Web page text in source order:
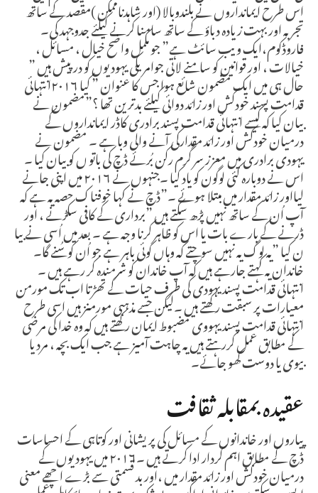
اس طرح ایمانداروں نے بلندوبالا (اور شاہدناممکن )مقصد کے ساتھ
تجربہ اور بہت زیادہ دباؤ کے ساتھ سامنا کرنے کیلئے جدوجہد کی۔
فاروڈکوم،ایک ویب سائٹ ہے” جو مکمل واضح خیال ، مسائل ،
خیالات ، اور قوانین کو سامنے لاتی جوامریکی یہودیوں کو درپیش ہیں ”
حال ہی میں ایک مضمون شائع ہوا جس کا عنوان ” کیا ۲۰۱۶انتہائی
قدامت پسند خودکش اور زائد دوائی کیلئے بدترین تھا ؟”مضمون نے
بیان کیا کہ کیسے انتہائی قدامت پسند برادری کاڈر ایمانداروں کے
درمیان خودکش اور زائد مقدارکی آنے والی وبا ہے ۔ مضمون نے
یہودی برادری میں معزز سر گرم رکن بُرئے ڈچ کی باتو ں کو بیان کیا ۔
اس نے دوبارہ کئی لوگون کو یاد کیا ۔جنہوں نے ۲۰۱۶ میں اپنی جانے
لیااور زائد مقدار میں مبتلا ہوئے ۔”ڈچ نے کہا خوفناک حصہ یہ ہے کہ
آپ اُن کے ساتھ نہیں پڑھ سکتے ہیں ”برداری کے کافی سکڑنے ، اور
ڈرنے کے بارے بات یا اس کو ظاہر کرنا وجہ ہے ۔ بعد میں اُسی نے بیا
ن کیا ”یہ لوگ یہ نہیں سوچتے کہ وہاں کوئی باہر ہے جو اُن کو سُنے گا۔
خاندان یہ کہتے جارہے ہیں کہ آپ خاندان کو شرمندہ کر رہے ہیں ۔
انتہائی قدامت پسند یہودی کی طرف حیات کے تھڑتا اب تک مورمن
معیارات پر سبقت رکھتے ہیں ۔لیکن جسے مذہبی مورمنز ہیں اسی طرح
انتہائی قدامت پسند یہووی مضبوط ایمان رکھتے ہیں کہ وہ خدا کی مرضی
کے مطابق عمل کررہتے ہیں یہ چاہت آمیز ہے جب ایک بچہ ، مرد یا
بیوی یا دوست کھو جائے۔
عقیدہ بمقابلہ ثقافت
پیاروں اور خاندانوں کے مسائل کی پریشانی اور کوتاہی کے احساسات
ڈچ کے مطابق اہم کردار ادا کرتے ہیں ۔۲۰۱۶ میں یہودیوں کے
درمیان خودکش اور زائد مقدار میں ،اور بد قسمتی سے بڑے اچھے معنی